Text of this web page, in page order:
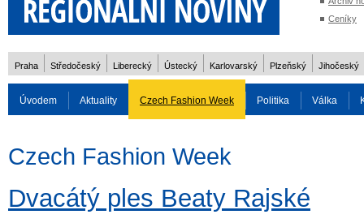
Ceníky
Praha Středočeský Liberecký Ústecký Karlovarský Plzeňský Jihočeský
Úvodem Aktuality Czech Fashion Week Politika Válka
Czech Fashion Week
Dvacátý ples Beaty Rajské